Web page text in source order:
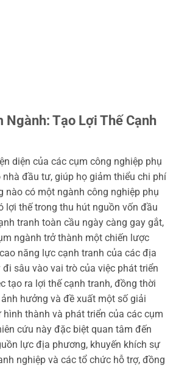
Ngành: Tạo Lợi Thế Cạnh
diện của các cụm công nghiệp phụ
đầu tư, giúp họ giảm thiểu chi phí
nào có một ngành công nghiệp phụ
lợi thế trong thu hút nguồn vốn đầu
tranh toàn cầu ngày càng gay gắt,
ngành trở thành một chiến lược
năng lực cạnh tranh của các địa
sâu vào vai trò của việc phát triển
tạo ra lợi thế cạnh tranh, đồng thời
hưởng và đề xuất một số giải
thành và phát triển của các cụm
cứu này đặc biệt quan tâm đến
lực địa phương, khuyến khích sự
nghiệp và các tổ chức hỗ trợ, đồng